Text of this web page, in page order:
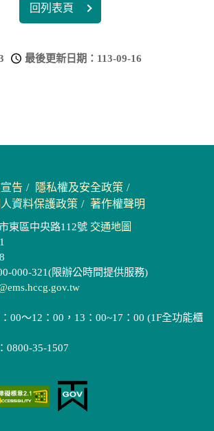
回列表頁
最後更新日期： 113-09-16
告
隱私權及安全政策
資料保護政策
著作權聲明
東區中央路112號 交通地圖
000-321(限辦公時間提供服務)
00～12：00，13：00~17：00 (1F全功能櫃
0800-35-1507